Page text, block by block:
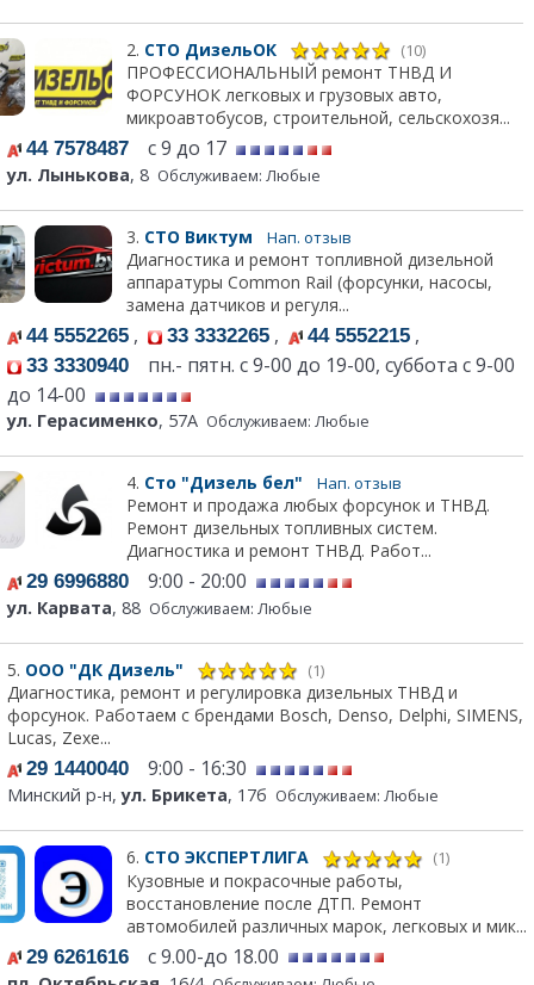
2. СТО ДизельОК (10)
ПРОФЕССИОНАЛЬНЫЙ ремонт ТНВД И
ФОРСУНОК легковых и грузовых авто,
микроавтобусов, строительной, сельскохозя...
44 7578487 с 9 до 17
ул. Лынькова, 8 Обслуживаем: Любые
3. СТО Виктум Нап. отзыв
Диагностика и ремонт топливной дизельной
аппаратуры Common Rail (форсунки, насосы,
замена датчиков и регуля...
44 5552265 , 33 3332265 , 44 5552215 ,
33 3330940 пн.- пятн. с 9-00 до 19-00, суббота с 9-00
до 14-00
ул. Герасименко, 57А Обслуживаем: Любые
4. Сто "Дизель бел" Нап. отзыв
Ремонт и продажа любых форсунок и ТНВД.
Ремонт дизельных топливных систем.
Диагностика и ремонт ТНВД. Работ...
29 6996880 9:00 - 20:00
ул. Карвата, 88 Обслуживаем: Любые
5. ООО "ДК Дизель" (1)
Диагностика, ремонт и регулировка дизельных ТНВД и
форсунок. Работаем с брендами Bosch, Denso, Delphi, SIMENS,
Lucas, Zexe...
29 1440040 9:00 - 16:30
Минский р-н,ул. Брикета, 17б Обслуживаем: Любые
6. СТО ЭКСПЕРТЛИГА (1)
Кузовные и покрасочные работы,
восстановление после ДТП. Ремонт
автомобилей различных марок, легковых и мик...
29 6261616 с 9.00-до 18.00